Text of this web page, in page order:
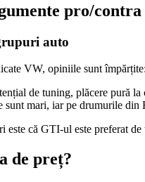
pro/contra
auto
VW, opiniile sunt împărțite:
de tuning, plăcere pură
sunt mari, iar pe drumurile
că GTI-ul este preferat
de preț?